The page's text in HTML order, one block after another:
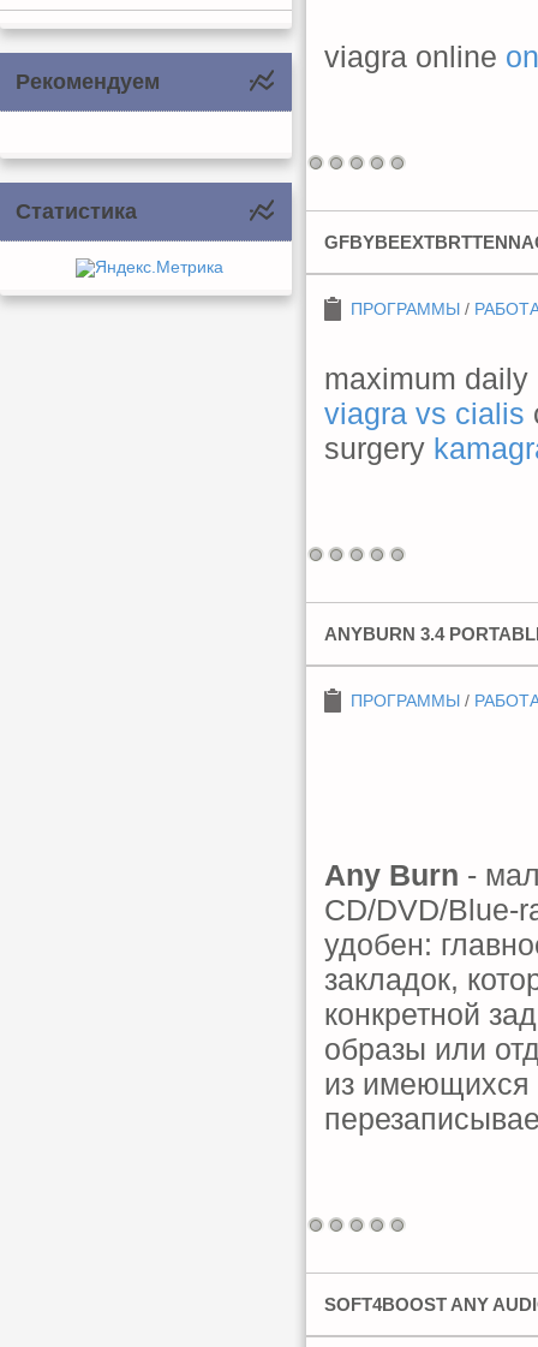
Рекомендуем
Статистика
viagra online
ПРОГРАММЫ /
maximum
viagra vs cialis
surgery
ANYBURN 3.4
ПРОГРАММЫ /
Any Burn -
CD/DVD/Blue-
удобен:
закладок,
конкретной
образы или
из имеющихся
SOFT4BOOST ANY